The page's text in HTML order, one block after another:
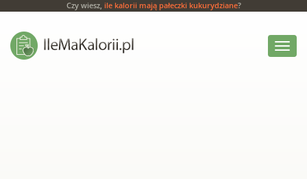
Czy wiesz, ile kalorii mają pałeczki kukurydziane?
Włącz
menu